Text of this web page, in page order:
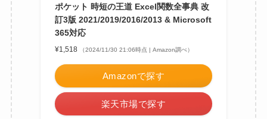
ポケット 時短の王道 Excel関数全事典 改
訂3版 2021/2019/2016/2013 & Microsoft
365対応
¥1,518 （2024/11/30 21:06時点 | Amazon調べ）
Amazonで探す
楽天市場で探す